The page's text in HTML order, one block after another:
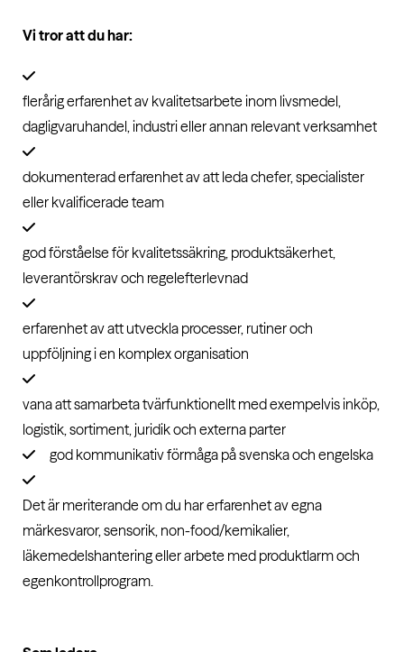
Vi tror att du har:
flerårig erfarenhet av kvalitetsarbete inom livsmedel,
dagligvaruhandel, industri eller annan relevant verksamhet
dokumenterad erfarenhet av att leda chefer, specialister
eller kvalificerade team
god förståelse för kvalitetssäkring, produktsäkerhet,
leverantörskrav och regelefterlevnad
erfarenhet av att utveckla processer, rutiner och
uppföljning i en komplex organisation
vana att samarbeta tvärfunktionellt med exempelvis inköp,
logistik, sortiment, juridik och externa parter
god kommunikativ förmåga på svenska och engelska
Det är meriterande om du har erfarenhet av egna
märkesvaror, sensorik, non-food/kemikalier,
läkemedelshantering eller arbete med produktlarm och
egenkontrollprogram.